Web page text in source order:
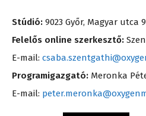
Stúdió: 9023 Győr, Magyar utca
Felelős online szerkesztő:
E-mail:
Programigazgató: Meronka
E-mail: